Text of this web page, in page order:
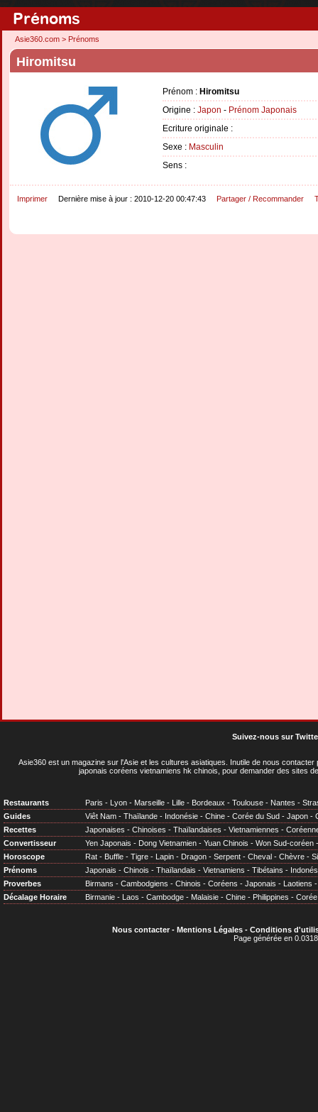
Prénoms
Asie360.com > Prénoms
Hiromitsu
Prénom : Hiromitsu
Origine : Japon - Prénom Japonais
Ecriture originale :
Sexe : Masculin
Sens :
Imprimer Dernière mise à jour : 2010-12-20 00:47:43 Partager / Recommander
Suivez-nous sur
Asie360 est un magazine sur l'Asie et les cultures asiatiques . Inutile de nous
japonais coréens vietnamiens hk chinois, pour demander des sites
Restaurants Paris - Lyon - Marseille - Lille - Bordeaux - Toulouse - Nantes -
Guides
Viêt Nam - Thaïlande - Indonésie - Chine - Corée du Sud - Japon -
Recettes
Japonaises - Chinoises - Thaïlandaises - Vietnamiennes -
Convertisseur
Yen Japonais - Dong Vietnamien - Yuan Chinois - Won Sud-coréen
Horoscope
Rat - Buffle - Tigre - Lapin - Dragon - Serpent - Cheval - Chèvre -
Prénoms
Japonais - Chinois - Thaïlandais - Vietnamiens - Tibétains -
Proverbes
Birmans - Cambodgiens - Chinois - Coréens - Japonais - Laotiens
Décalage Horaire
Birmanie - Laos - Cambodge - Malaisie - Chine - Philippines - Corée
Nous contacter- Mentions Légales- Conditions
Page générée en